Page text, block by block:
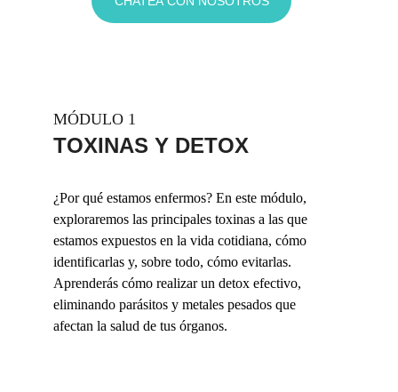
TOXINAS Y DETOX
¿Por qué estamos enfermos? En este módulo,
exploraremos las principales toxinas a las que
estamos expuestos en la vida cotidiana, cómo
identificarlas y, sobre todo, cómo evitarlas.
Aprenderás cómo realizar un detox efectivo,
eliminando parásitos y metales pesados que
afectan la salud de tus órganos.
MÓDULO 1